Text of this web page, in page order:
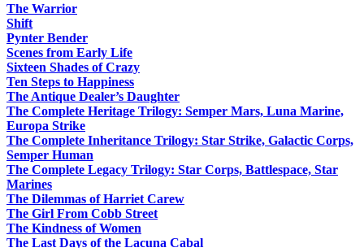
The Warrior
Shift
Pynter Bender
Scenes from Early Life
Sixteen Shades of Crazy
Ten Steps to Happiness
The Antique Dealer’s Daughter
The Complete Heritage Trilogy: Semper Mars, Luna Marine,
Europa Strike
The Complete Inheritance Trilogy: Star Strike, Galactic Corps,
Semper Human
The Complete Legacy Trilogy: Star Corps, Battlespace, Star
Marines
The Dilemmas of Harriet Carew
The Girl From Cobb Street
The Kindness of Women
The Last Days of the Lacuna Cabal